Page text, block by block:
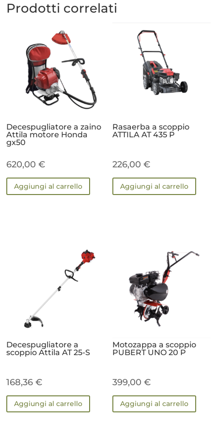
Prodotti correlati
Decespugliatore a zaino
Attila motore Honda
gx50
620,00€
Aggiungi al carrello
Rasaerba a scoppio
ATTILA AT 435 P
226,00€
Aggiungi al carrello
Decespugliatore a
scoppio Attila AT 25-S
168,36€
Aggiungi al carrello
Motozappa a scoppio
PUBERT UNO 20 P
399,00€
Aggiungi al carrello